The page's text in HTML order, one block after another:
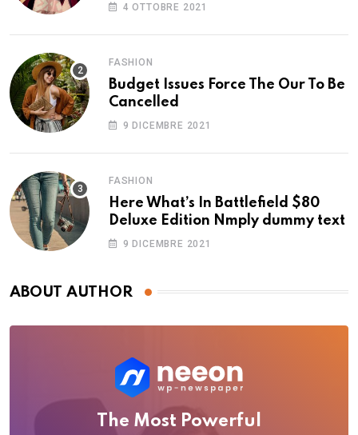
4 OTTOBRE 2021
FASHION
Budget Issues Force The Our To Be
Cancelled
9 DICEMBRE 2021
FASHION
Here What’s In Battlefield $80
Deluxe Edition Nmply dummy text
9 DICEMBRE 2021
ABOUT AUTHOR
The Most Powerful